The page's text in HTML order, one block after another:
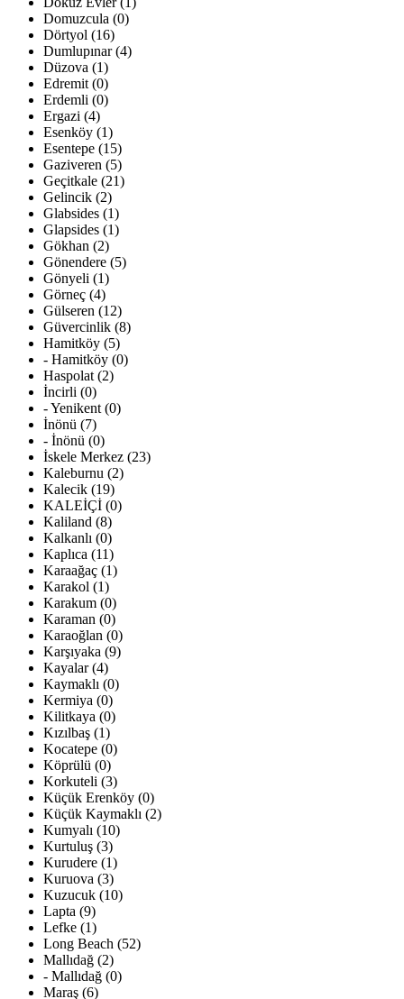
Domuzcula (0)
Dörtyol (16)
Dumlupınar (4)
Düzova (1)
Edremit (0)
Erdemli (0)
Ergazi (4)
Esenköy (1)
Esentepe (15)
Gaziveren (5)
Geçitkale (21)
Gelincik (2)
Glabsides (1)
Glapsides (1)
Gökhan (2)
Gönendere (5)
Gönyeli (1)
Görneç (4)
Gülseren (12)
Güvercinlik (8)
Hamitköy (5)
- Hamitköy (0)
Haspolat (2)
İncirli (0)
- Yenikent (0)
İnönü (7)
- İnönü (0)
İskele Merkez (23)
Kaleburnu (2)
Kalecik (19)
KALEİÇİ (0)
Kaliland (8)
Kalkanlı (0)
Kaplıca (11)
Karaağaç (1)
Karakol (1)
Karakum (0)
Karaman (0)
Karaoğlan (0)
Karşıyaka (9)
Kayalar (4)
Kaymaklı (0)
Kermiya (0)
Kilitkaya (0)
Kızılbaş (1)
Kocatepe (0)
Köprülü (0)
Korkuteli (3)
Küçük Erenköy (0)
Küçük Kaymaklı (2)
Kumyalı (10)
Kurtuluş (3)
Kurudere (1)
Kuruova (3)
Kuzucuk (10)
Lapta (9)
Lefke (1)
Long Beach (52)
Mallıdağ (2)
- Mallıdağ (0)
Maraş (6)